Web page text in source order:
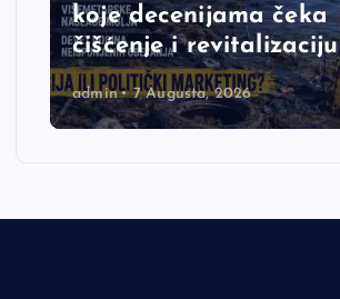
koje decenijama čeka
čišćenje i revitalizaciju
admin 7 Augusta, 2026